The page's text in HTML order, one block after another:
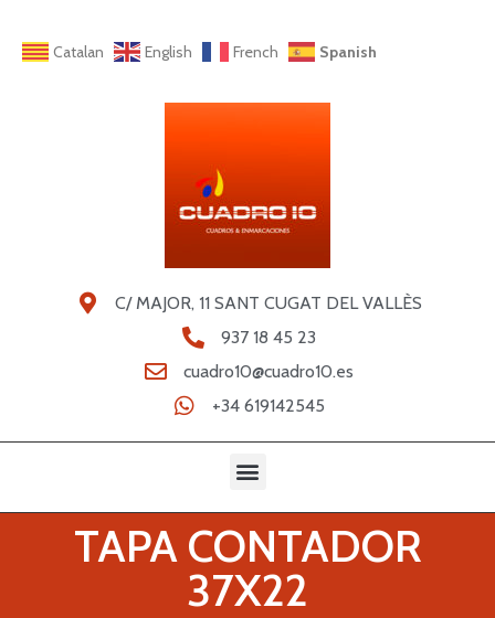
Catalan English French Spanish
C/ MAJOR, 11 SANT CUGAT DEL VALLÈS
937 18 45 23
cuadro10@cuadro10.es
+34 619142545
TAPA CONTADOR
37X22